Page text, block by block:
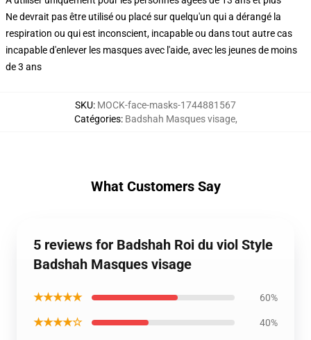
Ne devrait pas être utilisé ou placé sur quelqu'un qui a dérangé la
respiration ou qui est inconscient, incapable ou dans tout autre cas
incapable d'enlever les masques avec l'aide, avec les jeunes de moins
de 3 ans
SKU: MOCK-face-masks-1744881567
Catégories: Badshah Masques visage,
What Customers Say
5 reviews for Badshah Roi du viol Style
Badshah Masques visage
★★★★★ 60%
★★★★☆ 40%